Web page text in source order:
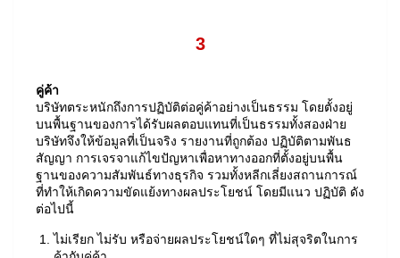
3
คู่ค้า
บริษัทตระหนักถึงการปฏิบัติต่อคู่ค้าอย่างเป็นธรรม โดยตั้งอยู่
บนพื้นฐานของการได้รับผลตอบแทนที่เป็นธรรมทั้งสองฝ่าย
บริษัทจึงให้ข้อมูลที่เป็นจริง รายงานที่ถูกต้อง ปฏิบัติตามพันธ
สัญญา การเจรจาแก้ไขปัญหาเพื่อหาทางออกที่ตั้งอยู่บนพื้น
ฐานของความสัมพันธ์ทางธุรกิจ รวมทั้งหลีกเลี่ยงสถานการณ์
ที่ทำให้เกิดความขัดแย้งทางผลประโยชน์ โดยมีแนว ปฏิบัติ ดัง
ต่อไปนี้
ไม่เรียก ไม่รับ หรือจ่ายผลประโยชน์ใดๆ ที่ไม่สุจริตในการ